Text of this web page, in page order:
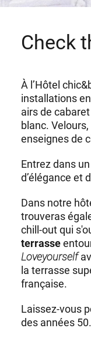
Check
À l’Hôtel
installations
airs de
blanc.
enseignes de
Entrez dans
d’élégance et
Dans notre
trouveras
chill-out qui
terrasse
Loveyourself
la terrasse
française.
Laissez-vous
des années 50.